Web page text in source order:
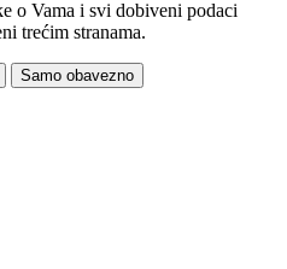
o Vama i svi dobiveni podaci
trećim stranama.
Samo obavezno